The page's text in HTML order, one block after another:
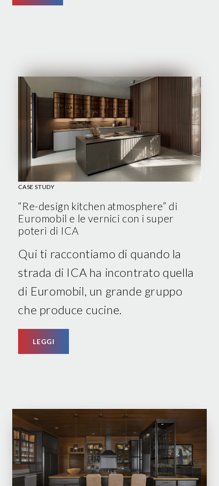
CASE STUDY
“Re-design kitchen atmosphere” di
Euromobil e le vernici con i super
poteri di ICA
Qui ti raccontiamo di quando la
strada di ICA ha incontrato quella
di Euromobil, un grande gruppo
che produce cucine.
LEGGI